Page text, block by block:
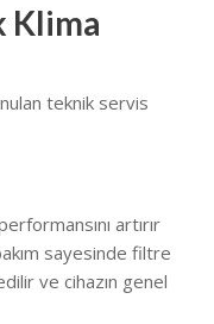
Klima
teknik servis
artırır
sayesinde filtre
ve cihazın genel